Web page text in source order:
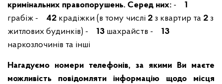
кримінальних правопорушень. Серед них: - 1
грабіж - 42 крадіжки (в тому числі 2 з квартир та 2 з
житлових будинків) - 13 шахрайств - 13
наркозлочинів та інші
Нагадуємо номери телефонів, за якими Ви маєте
можливість повідомляти інформацію щодо місця